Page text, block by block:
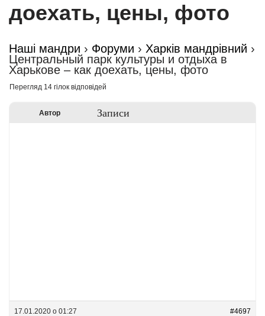
доехать, цены, фото
Наші мандри › Форуми › Харків мандрівний ›
Центральный парк культуры и отдыха в
Харькове – как доехать, цены, фото
Перегляд 14 гілок відповідей
Автор Записи
17.01.2020 о 01:27 #4697